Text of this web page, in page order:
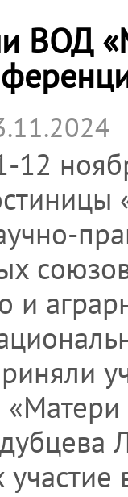
ВОД
12
и